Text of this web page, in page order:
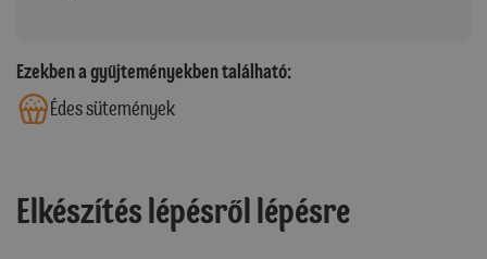
Ezekben a gyűjteményekben található:
Édes sütemények
Elkészítés lépésről lépésre